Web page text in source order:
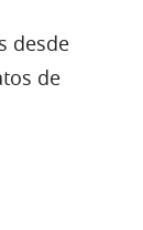
desde
de